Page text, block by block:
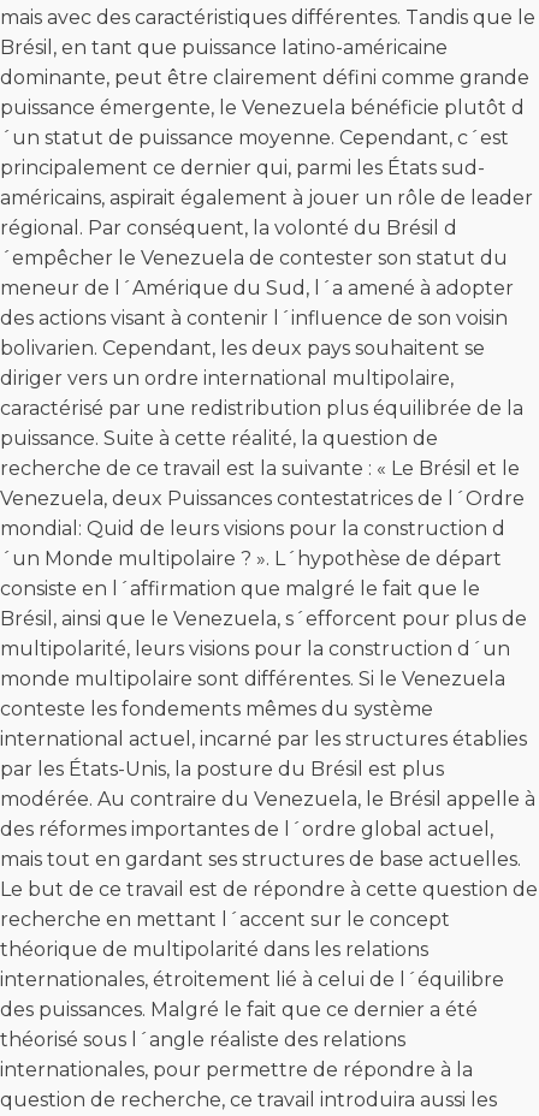
mais avec des caractéristiques différentes. Tandis que le
Brésil, en tant que puissance latino-américaine
dominante, peut être clairement défini comme grande
puissance émergente, le Venezuela bénéficie plutôt d
´un statut de puissance moyenne. Cependant, c´est
principalement ce dernier qui, parmi les États sud-
américains, aspirait également à jouer un rôle de leader
régional. Par conséquent, la volonté du Brésil d
´empêcher le Venezuela de contester son statut du
meneur de l´Amérique du Sud, l´a amené à adopter
des actions visant à contenir l´influence de son voisin
bolivarien. Cependant, les deux pays souhaitent se
diriger vers un ordre international multipolaire,
caractérisé par une redistribution plus équilibrée de la
puissance. Suite à cette réalité, la question de
recherche de ce travail est la suivante : « Le Brésil et le
Venezuela, deux Puissances contestatrices de l´Ordre
mondial: Quid de leurs visions pour la construction d
´un Monde multipolaire ? ». L´hypothèse de départ
consiste en l´affirmation que malgré le fait que le
Brésil, ainsi que le Venezuela, s´efforcent pour plus de
multipolarité, leurs visions pour la construction d´un
monde multipolaire sont différentes. Si le Venezuela
conteste les fondements mêmes du système
international actuel, incarné par les structures établies
par les États-Unis, la posture du Brésil est plus
modérée. Au contraire du Venezuela, le Brésil appelle à
des réformes importantes de l´ordre global actuel,
mais tout en gardant ses structures de base actuelles.
Le but de ce travail est de répondre à cette question de
recherche en mettant l´accent sur le concept
théorique de multipolarité dans les relations
internationales, étroitement lié à celui de l´équilibre
des puissances. Malgré le fait que ce dernier a été
théorisé sous l´angle réaliste des relations
internationales, pour permettre de répondre à la
question de recherche, ce travail introduira aussi les